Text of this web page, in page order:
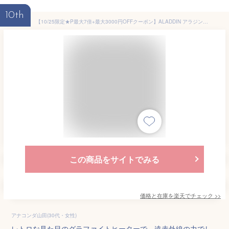
10th
【10/25限定★P最大7倍+最大3000円OFFクーポン】ALADDIN アラジン AEH-G106N-W ホワイト 遠赤 グラファイトヒーター 2灯管 1000W
この商品をサイトでみる
価格と在庫を楽天でチェック >>
アナコンダ山田(30代・女性)